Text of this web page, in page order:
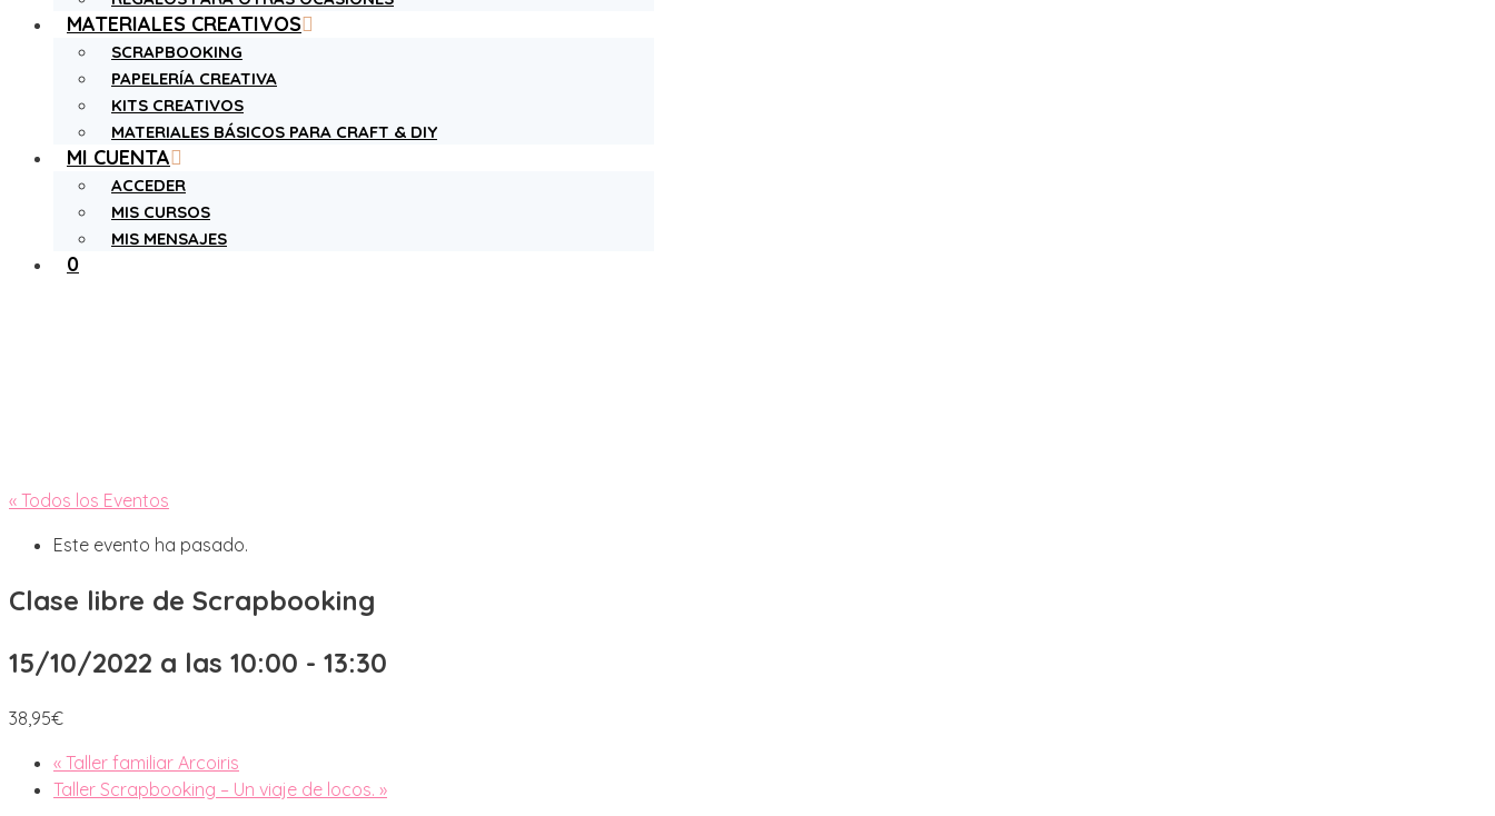
MATERIALES CREATIVOS
SCRAPBOOKING
PAPELERÍA CREATIVA
KITS CREATIVOS
MATERIALES BÁSICOS PARA CRAFT & DIY
MI CUENTA
ACCEDER
MIS CURSOS
MIS MENSAJES
0
« Todos los Eventos
Este evento ha pasado.
Clase libre de Scrapbooking
15/10/2022 a las 10:00 - 13:30
38,95€
« Taller familiar Arcoiris
Taller Scrapbooking – Un viaje de locos. »